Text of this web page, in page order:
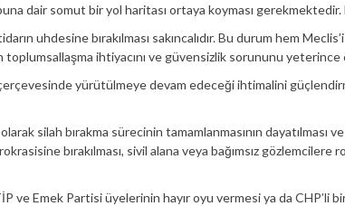
dair somut bir yol haritası ortaya koyması gerekmektedir.
uhdesine bırakılması sakıncalıdır. Bu durum hem
toplumsallaşma ihtiyacını ve güvensizlik sorununu
yürütülmeye devam edeceği ihtimalini
silah bırakma sürecinin tamamlanmasının dayatılması
bırakılması, sivil alana veya bağımsız gözlemcilere
ve Emek Partisi üyelerinin hayır oyu vermesi ya da CHP’li